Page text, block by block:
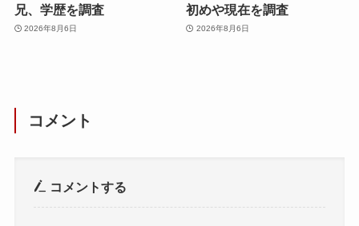
兄、学歴を調査
2026年8月6日
初めや現在を調査
2026年8月6日
コメント
コメントする